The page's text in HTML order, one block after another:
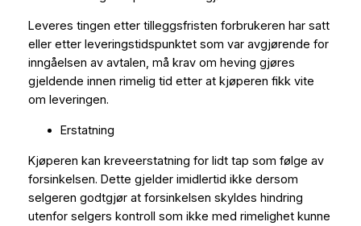
Leveres tingen etter tilleggsfristen forbrukeren har satt
eller etter leveringstidspunktet som var avgjørende for
inngåelsen av avtalen, må krav om heving gjøres
gjeldende innen rimelig tid etter at kjøperen fikk vite
om leveringen.
Erstatning
Kjøperen kan kreveerstatning for lidt tap som følge av
forsinkelsen. Dette gjelder imidlertid ikke dersom
selgeren godtgjør at forsinkelsen skyldes hindring
utenfor selgers kontroll som ikke med rimelighet kunne